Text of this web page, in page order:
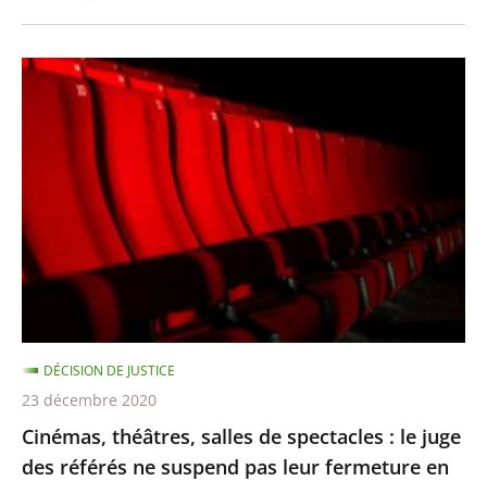
après
avant
Cinémas,
théâtres,
spectacles
:
le
juge
référés
ne
suspend
pas
leur
Cinémas, théâtres, salles de spectacles : le juge
des référés ne suspend pas leur fermeture en
DÉCISION DE JUSTICE
23 décembre 2020